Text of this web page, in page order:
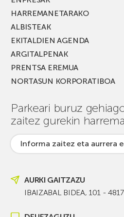
HARREMANETARAKO
ALBISTEAK
EKITALDIEN AGENDA
ARGITALPENAK
PRENTSA EREMUA
NORTASUN KORPORATIBOA
Parkeari buruz
zaitez gurekin
Informa zaitez eta aurrera
AURKI GAITZAZU
IBAIZABAL BIDEA, 101 -